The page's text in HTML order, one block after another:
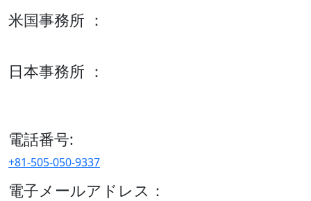
米国事務所 ：
日本事務所 ：
電話番号:
+81-505-050-9337
電子メールアドレス：